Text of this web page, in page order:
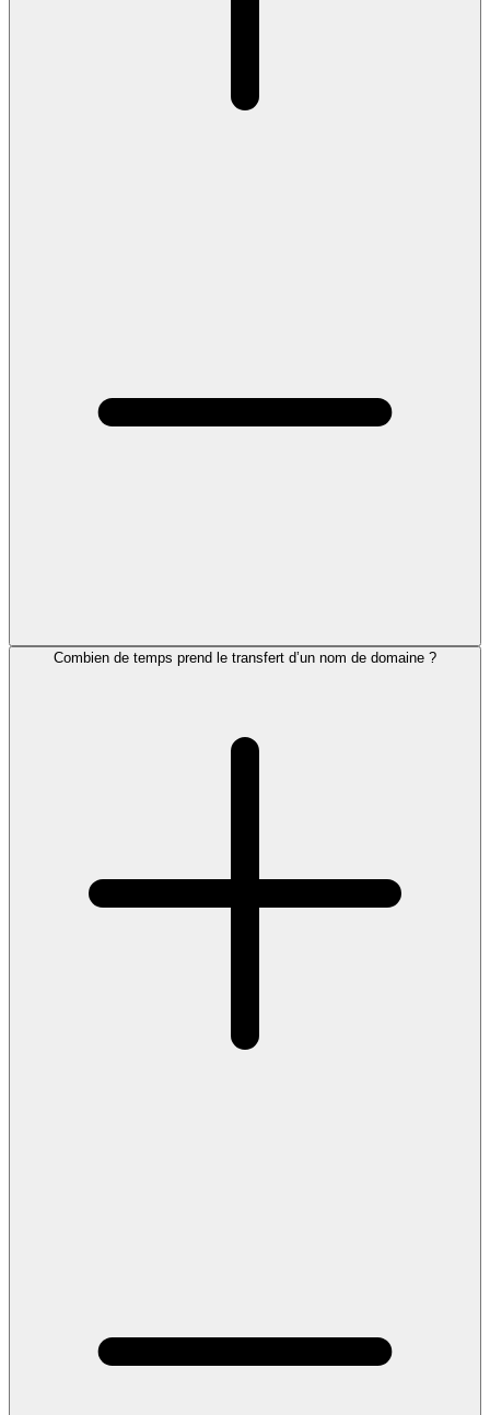
Combien de temps prend le transfert d’un nom de domaine ?